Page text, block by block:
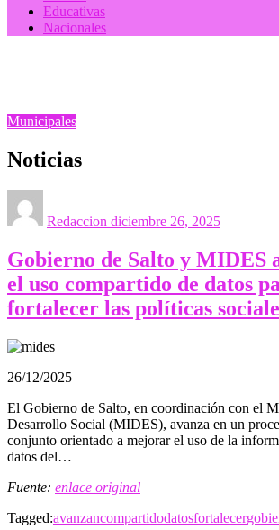
Educativas
Nacionales
Municipales
Noticias
Redaccion
on
diciembre 26, 2025
Gobierno de Salto y MIDES
el uso compartido de datos
fortalecer las políticas
26/12/2025
El Gobierno de Salto, en coordinación con el
Desarrollo Social (MIDES), avanza en un
conjunto orientado a mejorar el uso de la
datos del…
Fuente: enlace original
Tagged:avanzancompartidodatosfortalecer